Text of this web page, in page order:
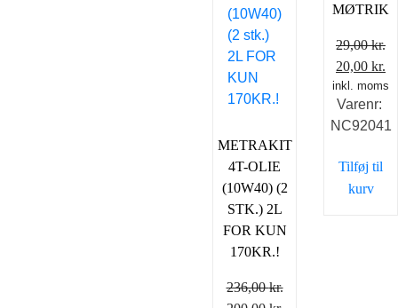
METRAKIT
4T-OLIE
(10W40) (2
STK.) 2L
FOR KUN
170KR.!
236,00kr.
MØTRIK
29,00kr.
Den
pris
var:
20,00 kr.
inkl. moms
Varenr:
NC92041
Tilføj til
kurv